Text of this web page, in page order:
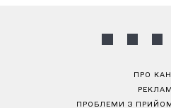
ПРО
ПРОБЛЕМИ З